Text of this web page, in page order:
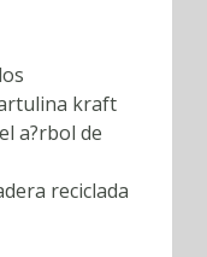
kraft
a?rbol de
reciclada